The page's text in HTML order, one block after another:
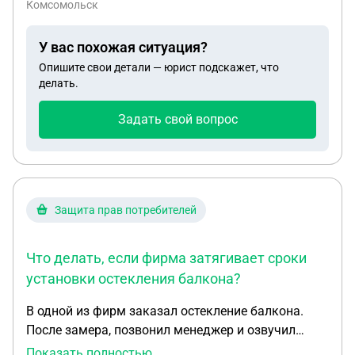
Комсомольск
У вас похожая ситуация?
Опишите свои детали — юрист подскажет, что
делать.
Задать свой вопрос
Защита прав потребителей
Что делать, если фирма затягивает сроки
установки остекления балкона?
В одной из фирм заказал остекление балкона.
После замера, позвонил менеджер и озвучил
стоимость. И еще я спросил, смогут-ли они